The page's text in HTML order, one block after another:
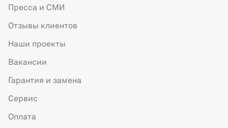
Пресса и СМИ
Отзывы клиентов
Наши проекты
Вакансии
Гарантия и замена
Сервис
Оплата